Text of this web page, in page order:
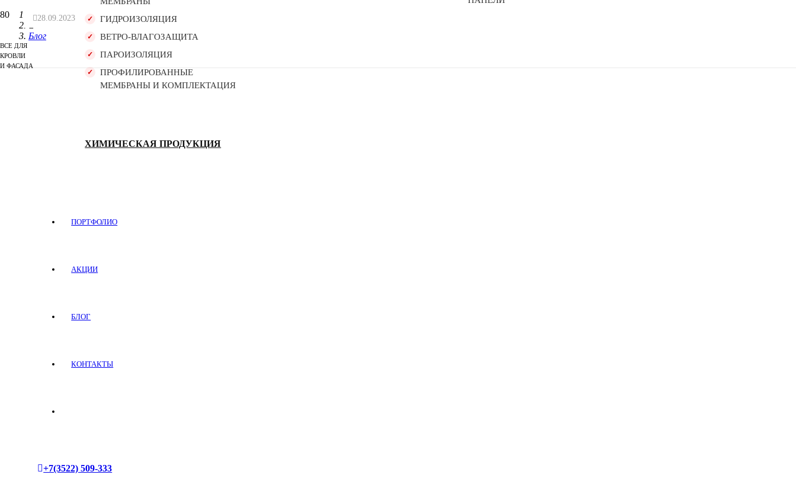
ВСЕ ДЛЯ
КРОВЛИ
И ФАСАДА
ГИДРОИЗОЛЯЦИЯ
ВЕТРО-ВЛАГОЗАЩИТА
ПАРОИЗОЛЯЦИЯ
ПРОФИЛИРОВАННЫЕ
МЕМБРАНЫ И КОМПЛЕКТАЦИЯ
ХИМИЧЕСКАЯ ПРОДУКЦИЯ
ПОРТФОЛИО
АКЦИИ
БЛОГ
КОНТАКТЫ
+7(3522) 509-333
Главная
Блог
28.09.2023